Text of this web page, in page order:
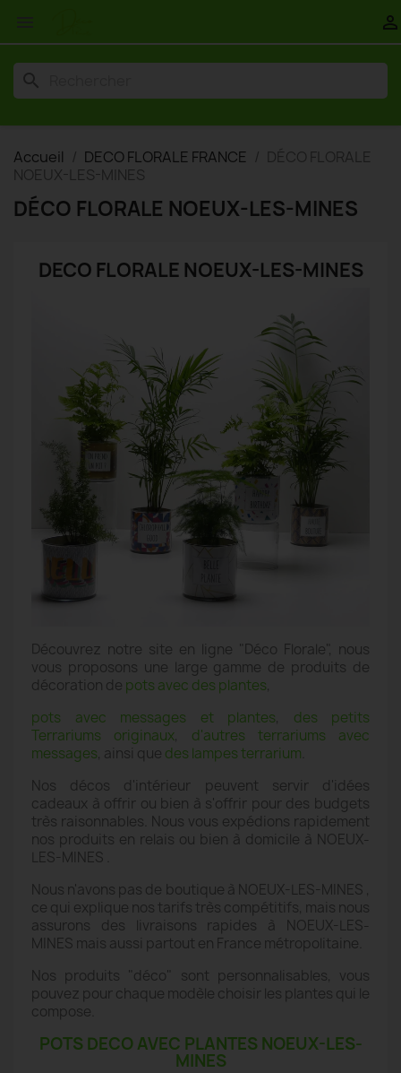

search
Accueil DECO FLORALE FRANCE
DÉCO FLORALE
NOEUX-LES-MINES
DÉCO FLORALE NOEUX-LES-MINES
DECO FLORALE NOEUX-LES-MINES
Découvrez notre site en ligne "Déco Florale", nous
vous proposons une large gamme de produits de
décoration de pots avec des plantes,
pots avec messages et plantes, des petits
Terrariums originaux, d'autres terrariums avec
messages, ainsi que des lampes terrarium
Nos décos d'intérieur peuvent servir d'idées
cadeaux à offrir ou bien à s'offrir pour des budgets
très raisonnables. Nous vous expédions rapidement
nos produits en relais ou bien à domicile à NOEUX-
LES-MINES .
Nous n'avons pas de boutique à NOEUX-LES-MINES ,
ce qui explique nos tarifs très compétitifs, mais nous
assurons des livraisons rapides à NOEUX-LES-
MINES mais aussi partout en France métropolitaine.
Nos produits "déco" sont personnalisables, vous
pouvez pour chaque modèle choisir les plantes qui le
compose.
POTS DECO AVEC PLANTES NOEUX-LES-
MINES